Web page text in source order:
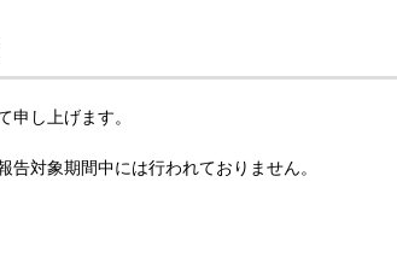
申し上げます。
対象期間中には行われておりません。